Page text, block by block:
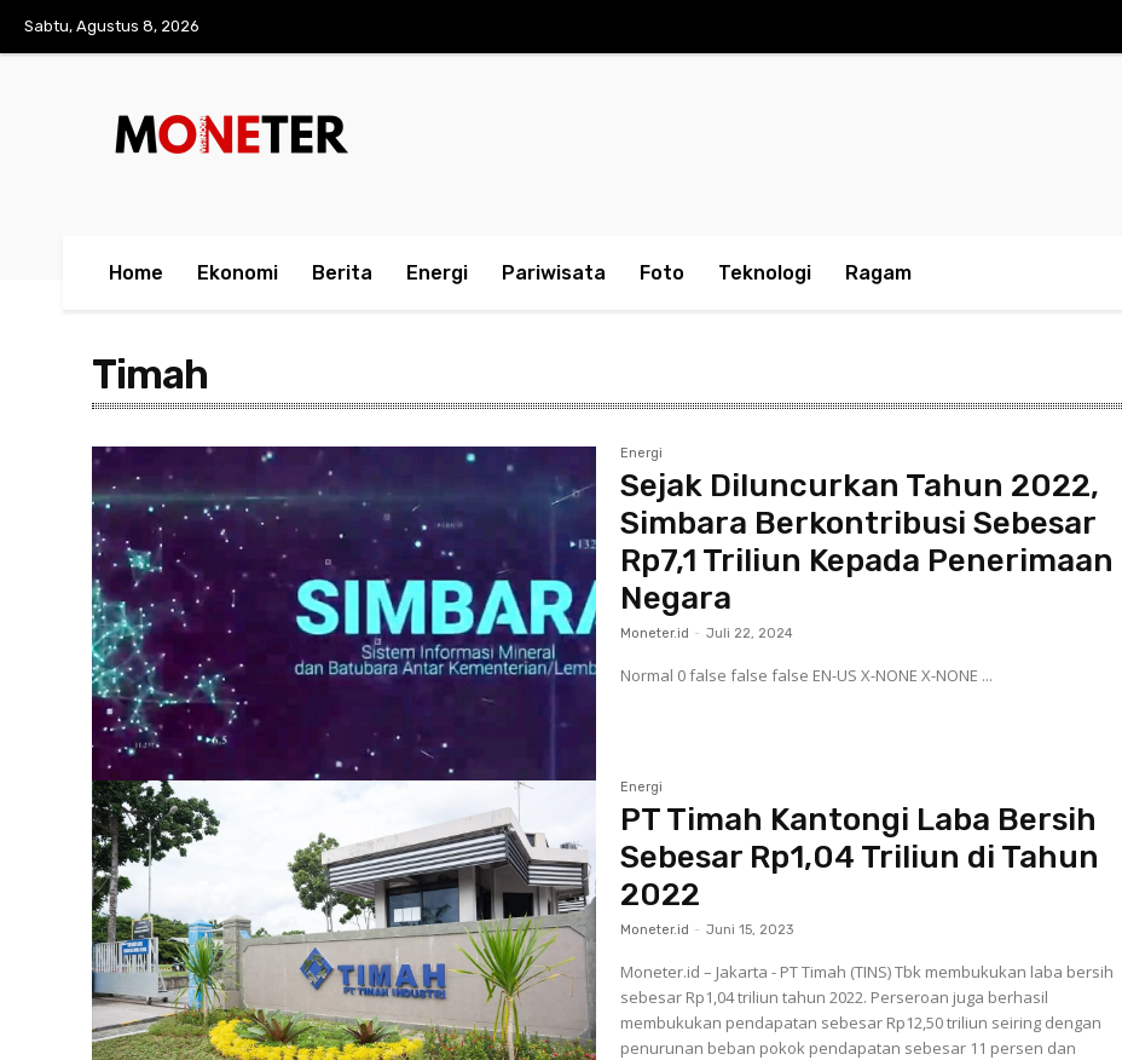
Sabtu, Agustus 8, 2026
Home Ekonomi Berita Energi Pariwisata Foto Teknologi Ragam
Timah
Energi
Sejak Diluncurkan Tahun 2022,
Simbara Berkontribusi Sebesar
Rp7,1 Triliun Kepada Penerimaan
Negara
Moneter.id - Juli 22, 2024
Normal 0 false false false EN-US X-NONE X-NONE ...
Energi
PT Timah Kantongi Laba Bersih
Sebesar Rp1,04 Triliun di Tahun
2022
Moneter.id - Juni 15, 2023
Moneter.id – Jakarta - PT Timah (TINS) Tbk membukukan laba bersih
sebesar Rp1,04 triliun tahun 2022. Perseroan juga berhasil
membukukan pendapatan sebesar Rp12,50 triliun seiring dengan
penurunan beban pokok pendapatan sebesar 11 persen dan